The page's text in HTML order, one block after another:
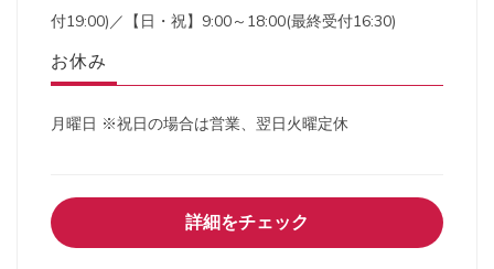
付19:00)／【日・祝】9:00～18:00(最終受付16:30)
お休み
月曜日 ※祝日の場合は営業、翌日火曜定休
詳細をチェック